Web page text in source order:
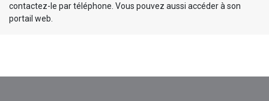
contactez-le par téléphone. Vous pouvez aussi accéder à son
portail web.